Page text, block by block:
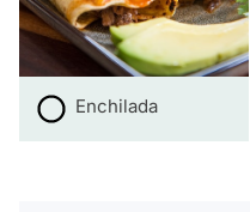
Enchilada